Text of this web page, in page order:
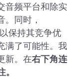
音频平台和除实
同时，
保持其竞争优
满了可能性。我
新。在右下角连